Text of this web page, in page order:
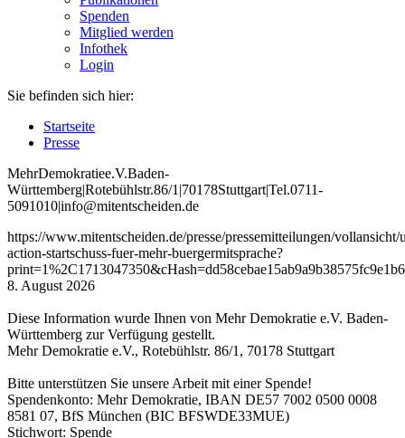
Spenden
Mitglied werden
Infothek
Login
Sie befinden sich hier:
Startseite
Presse
MehrDemokratiee.V.Baden-
Württemberg|Rotebühlstr.86/1 |70178Stuttgart|Tel.0711-
5091010|info@mitentscheiden.de
https://www.mitentscheiden.de/presse/pressemitteilungen/vollansicht/
action-startschuss-fuer-mehr-buergermitsprache?
8. August 2026
Diese Information wurde Ihnen von Mehr Demokratie e.V. Baden-
Württemberg zur Verfügung gestellt.
Mehr Demokratie e.V., Rotebühlstr. 86/1, 70178 Stuttgart
Bitte unterstützen Sie unsere Arbeit mit einer Spende!
Spendenkonto: Mehr Demokratie, IBAN DE57 7002 0500 0008
8581 07, BfS München (BIC BFSWDE33MUE)
Stichwort: Spende